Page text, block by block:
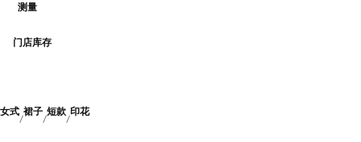
测量
门店库存
女式 裙子 短款 印花